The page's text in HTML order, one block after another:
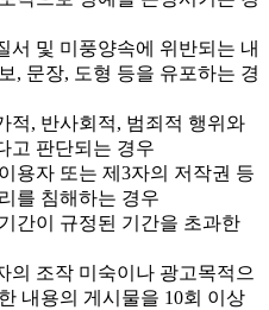
서 및 미풍양속에 위반되는 내
, 문장, 도형 등을 유포하는 경
적, 반사회적, 범죄적 행위와
고 판단되는 경우
용자 또는 제3자의 저작권 등
를 침해하는 경우
간이 규정된 기간을 초과한
의 조작 미숙이나 광고목적으
내용의 게시물을 10회 이상